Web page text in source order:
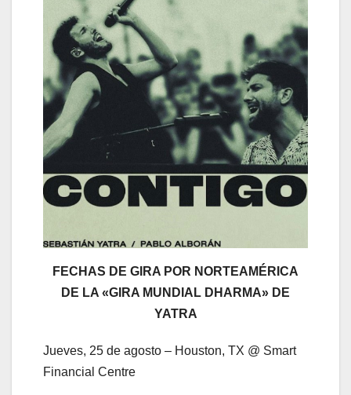
FECHAS DE GIRA POR NORTEAMÉRICA
DE LA «GIRA MUNDIAL DHARMA» DE
YATRA
Jueves, 25 de agosto – Houston, TX @ Smart
Financial Centre